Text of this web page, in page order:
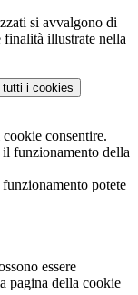
si avvalgono di
finalità illustrate nella
i cookies
consentire.
funzionamento della
potete
essere
pagina della cookie